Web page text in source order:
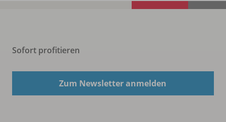
Sofort profitieren
Zum Newsletter anmelden